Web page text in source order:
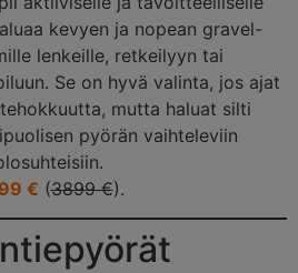
kevyen ja nopean gravel-
lenkeille, retkeilyyn tai
Se on hyvä valinta, jos ajat
mutta haluat silti
pyörän vaihteleviin
€ (3899 €).